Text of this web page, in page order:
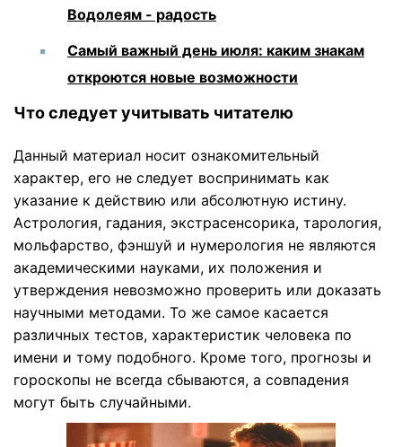
Водолеям - радость
Самый важный день июля: каким знакам
откроются новые возможности
Что следует учитывать читателю
Данный материал носит ознакомительный
характер, его не следует воспринимать как
указание к действию или абсолютную истину.
Астрология, гадания, экстрасенсорика, тарология,
мольфарство, фэншуй и нумерология не являются
академическими науками, их положения и
утверждения невозможно проверить или доказать
научными методами. То же самое касается
различных тестов, характеристик человека по
имени и тому подобного. Кроме того, прогнозы и
гороскопы не всегда сбываются, а совпадения
могут быть случайными.